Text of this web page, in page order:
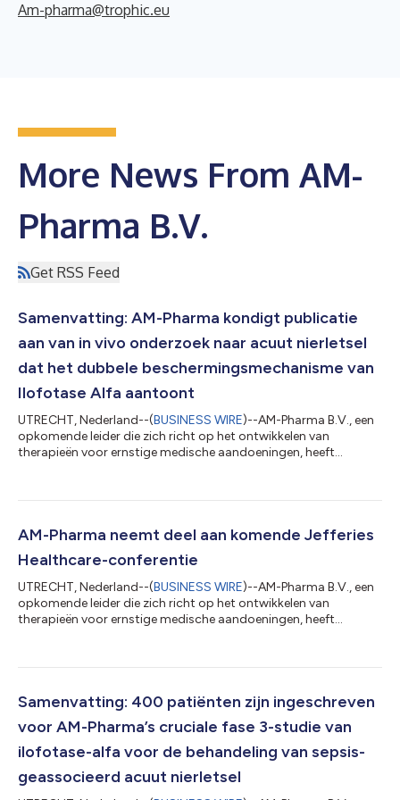
Am-pharma@trophic.eu
More News From AM-
Pharma B.V.
Get RSS Feed
Samenvatting: AM-Pharma kondigt publicatie
aan van in vivo onderzoek naar acuut nierletsel
dat het dubbele beschermingsmechanisme van
Ilofotase Alfa aantoont
UTRECHT, Nederland--(BUSINESS WIRE)--AM-Pharma B.V., een
opkomende leider die zich richt op het ontwikkelen van
therapieën voor ernstige medische aandoeningen, heeft
geïnduceerd acuut nierletsel (AKI) is gepubliceerd in het
dat ilofotase alfa de nieren beschermt door de activering van
AM-Pharma neemt deel aan komende Jefferies
Healthcare-conferentie
UTRECHT, Nederland--(BUSINESS WIRE)--AM-Pharma B.V., een
opkomende leider die zich richt op het ontwikkelen van
therapieën voor ernstige medische aandoeningen, heeft
Healthcare Conference, die wordt gehouden in New York. York,
Het doel van AM-Pharma is het redden en verbeteren van de
levens van patiënten die worden geconfront...
Samenvatting: 400 patiënten zijn ingeschreven
voor AM-Pharma’s cruciale fase 3-studie van
ilofotase-alfa voor de behandeling van sepsis-
geassocieerd acuut nierletsel